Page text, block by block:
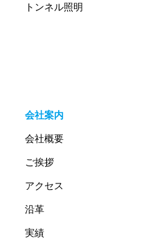
トンネル照明
会社案内
会社概要
ご挨拶
アクセス
沿革
実績